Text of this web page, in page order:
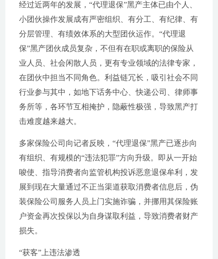
经过近两年的发展，“代理退保”黑产主体已由个人、
小团伙操作发展成有严密组织、有分工、有纪律、有
分层管理、有绩效体系的大型团伙运作。“代理退
保”黑产团伙成员复杂，不但有在职或离职的保险从
业人员、社会闲散人员，更有专业领域的法律专家，
在团伙中担当不同角色。利益链冗长，吸引社会不同
行业参与其中，如地下话务中心、快递公司、律师事
务所等，各环节互相掩护，隐蔽性极强，导致黑产打
击难度越来越大。
多家保险公司向记者反映，“代理退保”黑产已逐步向
有组织、有规模的“违法犯罪”方向升级。即从一开始
唆使、指导消费者向监管机构投诉恶意退保牟利，发
展到现在大量通过不正当渠道获取消费者信息后，伪
装保险公司服务人员上门实施诈骗，并挪用其保险账
户资金再次投保以为自身谋取利益，导致消费者财产
损失。
“获客”上违法渗透